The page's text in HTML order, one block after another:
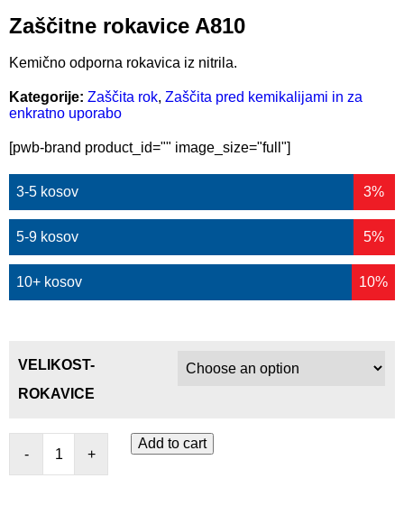
Zaščitne rokavice A810
Kemično odporna rokavica iz nitrila.
Kategorije: Zaščita rok, Zaščita pred kemikalijami in za
enkratno uporabo
[pwb-brand product_id="" image_size="full"]
3-5 kosov 3%
5-9 kosov 5%
10+ kosov 10%
VELIKOST-
ROKAVICE
- +
Add to cart